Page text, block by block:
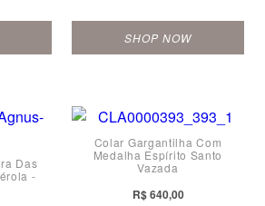
SHOP NOW
Das
-
Colar Gargantilha Com
Medalha Espírito Santo
Vazada
R$ 640,00